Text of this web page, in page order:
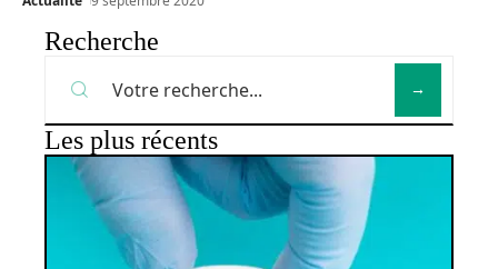
Recherche
Les plus récents